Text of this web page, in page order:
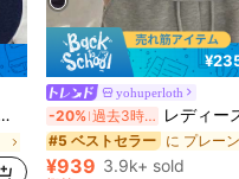
yohuperloth
-20% 過去3時間 レディース 2in1 パッチワーク スリムフィット
#5 ベストセラー
売り切れ間近！
#5 ベストセラー
売り切れ間近！
#5 ベストセラー
売り切れ間近！
#5 ベストセラー
¥939 3.9k+ sold